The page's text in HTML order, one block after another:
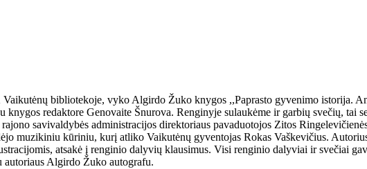
Vaikutėnų bibliotekoje, vyko Algirdo Žuko knygos ,,Paprasto gyvenimo istorija.
knygos redaktore Genovaite Šnurova. Renginyje sulaukėme ir garbių svečių, tai
savivaldybės administracijos direktoriaus pavaduotojos Zitos
muzikiniu kūriniu, kurį atliko Vaikutėnų gyventojas Rokas Vaškevičius.
atsakė į renginio dalyvių klausimus. Visi renginio dalyviai ir svečiai
autoriaus Algirdo Žuko autografu.